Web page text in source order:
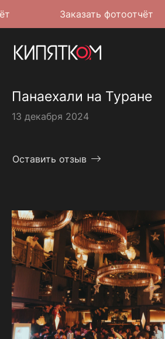
Заказать фотоотчёт
Панаехали на Туране
13 декабря 2024
Оставить отзыв